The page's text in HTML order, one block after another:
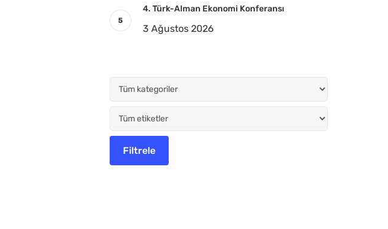
4. Türk-Alman Ekonomi Konferansı
3 Ağustos 2026